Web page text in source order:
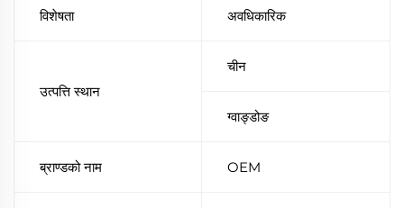
विशेषता अवधिकारिक
उत्पत्ति स्थान
चीन
ग्वाङ्डोङ
ब्राण्डको नाम OEM